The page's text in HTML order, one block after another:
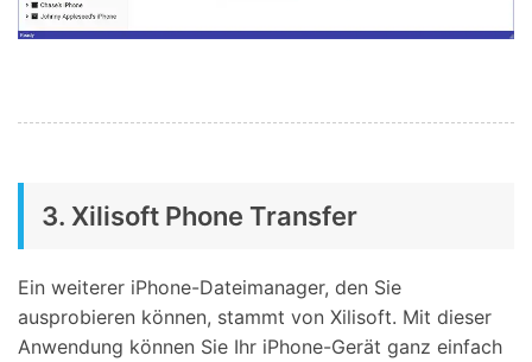
3. Xilisoft Phone Transfer
Ein weiterer iPhone-Dateimanager, den Sie
ausprobieren können, stammt von Xilisoft. Mit dieser
Anwendung können Sie Ihr iPhone-Gerät ganz einfach